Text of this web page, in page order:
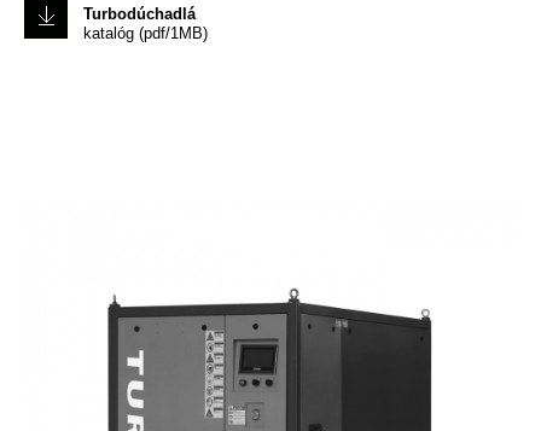
Turbodúchadlá
katalóg (pdf/1MB)